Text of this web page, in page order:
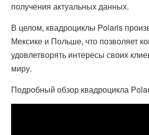
получения актуальных данных.
В целом, квадроциклы Polaris
Мексике и Польше, что позволяет
удовлетворять интересы своих
миру.
Подробный обзор квадроцикла